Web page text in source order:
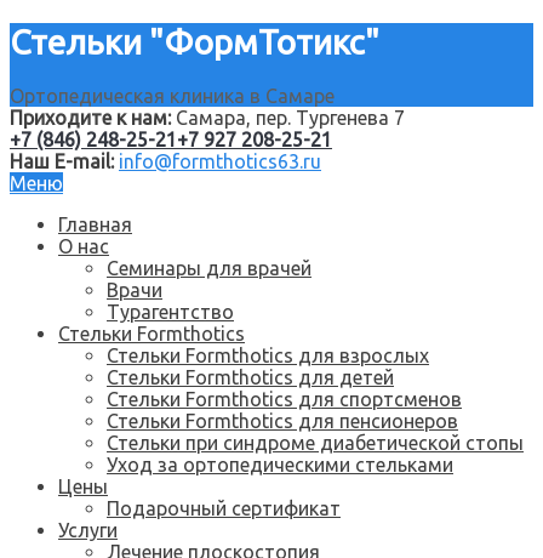
Стельки "ФормТотикс"
Ортопедическая клиника в Самаре
Приходите к нам:Самара, пер. Тургенева 7
+7 (846) 248-25-21 +7 927 208-25-21
Наш E-mail: info@formthotics63.ru
Меню
Главная
О нас
Семинары для врачей
Врачи
Турагентство
Стельки Formthotics
Стельки Formthotics для взрослых
Стельки Formthotics для детей
Стельки Formthotics для спортсменов
Стельки Formthotics для пенсионеров
Стельки при синдроме диабетической стопы
Уход за ортопедическими стельками
Цены
Подарочный сертификат
Услуги
Лечение плоскостопия